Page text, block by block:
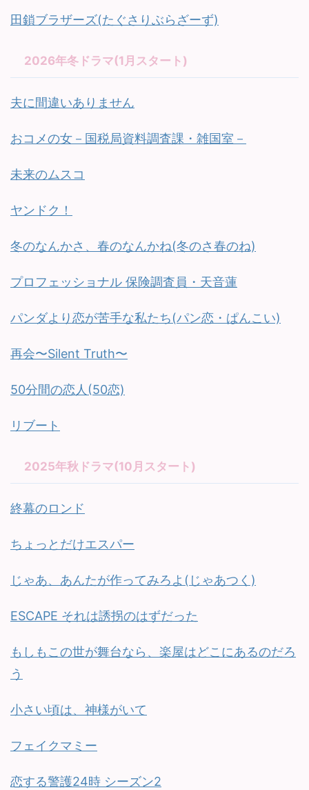
田鎖ブラザーズ(たぐさりぶらざーず)
2026年冬ドラマ(1月スタート)
夫に間違いありません
おコメの女－国税局資料調査課・雑国室－
未来のムスコ
ヤンドク！
冬のなんかさ、春のなんかね(冬のさ春のね)
プロフェッショナル 保険調査員・天音蓮
パンダより恋が苦手な私たち(パン恋・ぱんこい)
再会〜Silent Truth〜
50分間の恋人(50恋)
リブート
2025年秋ドラマ(10月スタート)
終幕のロンド
ちょっとだけエスパー
じゃあ、あんたが作ってみろよ(じゃあつく)
ESCAPE それは誘拐のはずだった
もしもこの世が舞台なら、楽屋はどこにあるのだろ
う
小さい頃は、神様がいて
フェイクマミー
恋する警護24時 シーズン2